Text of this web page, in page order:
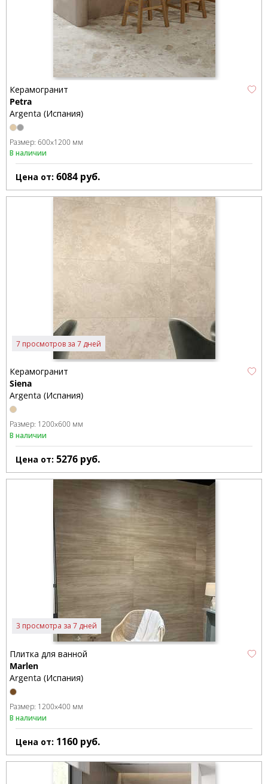
Керамогранит
Petra
Argenta (Испания)
Размер: 600x1200 мм
В наличии
Цена от: 6084 руб.
7 просмотров за 7 дней
Керамогранит
Siena
Argenta (Испания)
Размер: 1200x600 мм
В наличии
Цена от: 5276 руб.
3 просмотра за 7 дней
Плитка для ванной
Marlen
Argenta (Испания)
Размер: 1200x400 мм
В наличии
Цена от: 1160 руб.